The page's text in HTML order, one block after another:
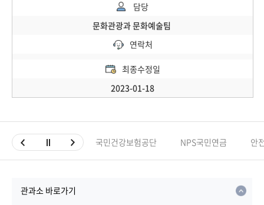
담당
문화관광과 문화예술팀
연락처
최종수정일
2023-01-18
국민건강보험공단 NPS국민연금 안
관과소 바로가기